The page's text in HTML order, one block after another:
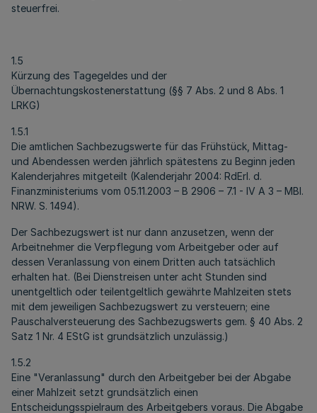
steuerfrei.
1.5
Kürzung des Tagegeldes und der
Übernachtungskostenerstattung (§§ 7 Abs. 2 und 8 Abs. 1
LRKG)
1.5.1
Die amtlichen Sachbezugswerte für das Frühstück, Mittag-
und Abendessen werden jährlich spätestens zu Beginn jeden
Kalenderjahres mitgeteilt (Kalenderjahr 2004: RdErl. d.
Finanzministeriums vom 05.11.2003 – B 2906 – 7.1 - IV A 3 – MBl.
NRW. S. 1494).
Der Sachbezugswert ist nur dann anzusetzen, wenn der
Arbeitnehmer die Verpflegung vom Arbeitgeber oder auf
dessen Veranlassung von einem Dritten auch tatsächlich
erhalten hat. (Bei Dienstreisen unter acht Stunden sind
unentgeltlich oder teilentgeltlich gewährte Mahlzeiten stets
mit dem jeweiligen Sachbezugswert zu versteuern; eine
Pauschalversteuerung des Sachbezugswerts gem. § 40 Abs. 2
Satz 1 Nr. 4 EStG ist grundsätzlich unzulässig.)
1.5.2
Eine "Veranlassung" durch den Arbeitgeber bei der Abgabe
einer Mahlzeit setzt grundsätzlich einen
Entscheidungsspielraum des Arbeitgebers voraus. Die Abgabe